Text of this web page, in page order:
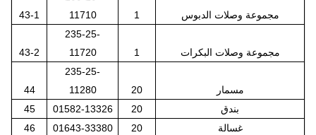
43-1
11710
1 مجموعة وصلات الدبوس
43-2
235-25-
11720
1 مجموعة وصلات البكرات
44
235-25-
11280
20
مسمار
45
01582-13326 20
بندق
46
01643-33380 20 غسالة